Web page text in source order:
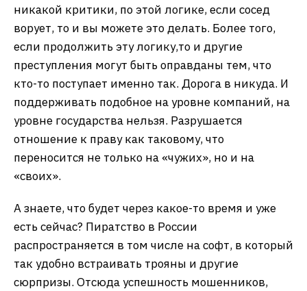
никакой критики, по этой логике, если сосед
ворует, то и вы можете это делать. Более того,
если продолжить эту логику,то и другие
преступления могут быть оправданы тем, что
кто-то поступает именно так. Дорога в никуда. И
поддерживать подобное на уровне компаний, на
уровне государства нельзя. Разрушается
отношение к праву как таковому, что
переносится не только на «чужих», но и на
«своих».
А знаете, что будет через какое-то время и уже
есть сейчас? Пиратство в России
распространяется в том числе на софт, в который
так удобно встраивать трояны и другие
сюрпризы. Отсюда успешность мошенников,